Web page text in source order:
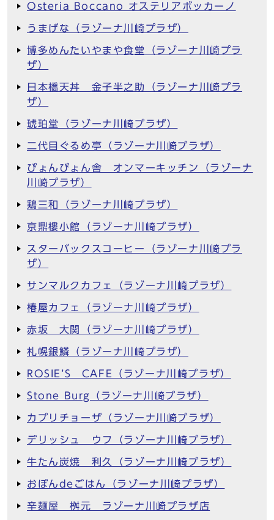
Osteria Boccano オステリアボッカーノ
うまげな（ラゾーナ川崎プラザ）
博多めんたいやまや食堂（ラゾーナ川崎プラ
ザ）
日本橋天丼 金子半之助（ラゾーナ川崎プラ
ザ）
琥珀堂（ラゾーナ川崎プラザ）
二代目ぐるめ亭（ラゾーナ川崎プラザ）
ぴょんぴょん舎 オンマーキッチン（ラゾーナ
川崎プラザ）
鶏三和（ラゾーナ川崎プラザ）
京鼎樓小館（ラゾーナ川崎プラザ）
スターバックスコーヒー（ラゾーナ川崎プラ
ザ）
サンマルクカフェ（ラゾーナ川崎プラザ）
椿屋カフェ（ラゾーナ川崎プラザ）
赤坂 大関（ラゾーナ川崎プラザ）
札幌銀鱗（ラゾーナ川崎プラザ）
ROSIE’S CAFE（ラゾーナ川崎プラザ）
Stone Burg（ラゾーナ川崎プラザ）
カプリチョーザ（ラゾーナ川崎プラザ）
デリッシュ ウフ（ラゾーナ川崎プラザ）
牛たん炭焼 利久（ラゾーナ川崎プラザ）
おぼんdeごはん（ラゾーナ川崎プラザ）
辛麺屋 桝元 ラゾーナ川崎プラザ店